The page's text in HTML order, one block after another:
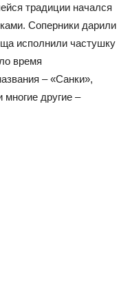
традиции начался
Соперники дарили
исполнили частушку
время
– «Санки»,
другие –